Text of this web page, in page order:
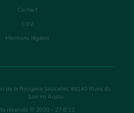
Contact
CGV
Mentions légales
de la Rougerie Soucelles 49140 Rives du
Loir en Anjou
réservés © 2020 - 27.0.12